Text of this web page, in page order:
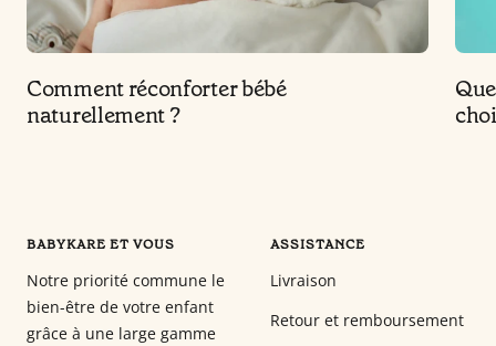
Comment réconforter bébé
naturellement ?
BABYKARE ET VOUS
Notre priorité commune le
bien-être de votre enfant
grâce à une large gamme
ASSISTANCE
Livraison
Retour et remboursement